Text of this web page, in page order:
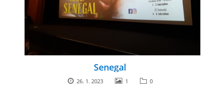
Senegal
26. 1. 2023 1 0